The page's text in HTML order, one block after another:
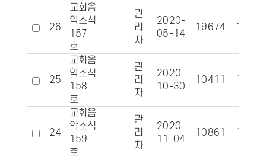
26
교회음
악소식
157
호
관
리
자
2020-
05-14
19674 1625
25
교회음
악소식
158
호
관
리
자
2020-
10-30
10411 1288
24
교회음
악소식
159
호
관
리
자
2020-
11-04
10861 1280